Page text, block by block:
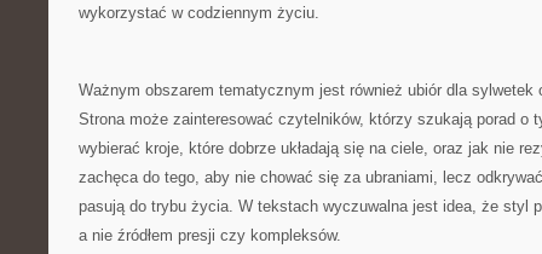
wykorzystać w codziennym życiu.
Ważnym obszarem tematycznym jest również ubiór dla sylwetek
Strona może zainteresować czytelników, którzy szukają porad o
wybierać kroje, które dobrze układają się na ciele, oraz jak nie
zachęca do tego, aby nie chować się za ubraniami, lecz
pasują do trybu życia. W tekstach wyczuwalna jest idea, że styl
a nie źródłem presji czy kompleksów.